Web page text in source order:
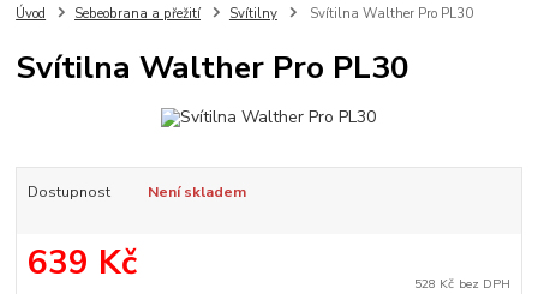
Úvod Sebeobrana a přežití Svítilny Svítilna Walther Pro PL30
Svítilna Walther Pro PL30
Dostupnost Není skladem
639 Kč 528 Kč bez DPH